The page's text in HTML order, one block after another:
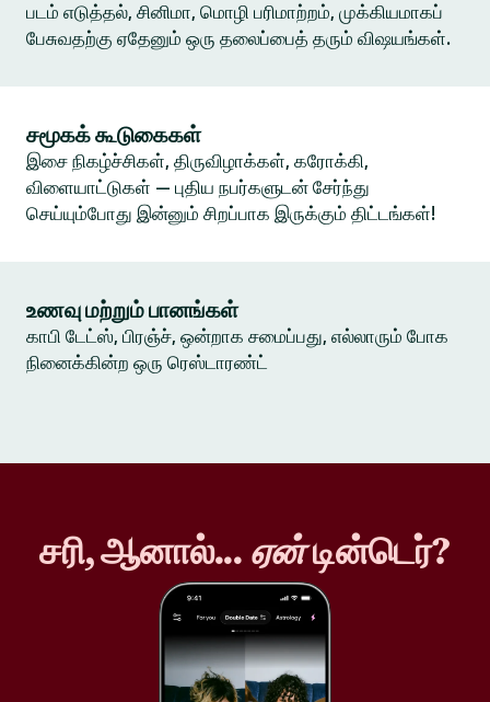
படம் எடுத்தல், சினிமா, மொழி பரிமாற்றம், முக்கியமாகப்
பேசுவதற்கு ஏதேனும் ஒரு தலைப்பைத் தரும் விஷயங்கள்.
சமூகக் கூடுகைகள்
இசை நிகழ்ச்சிகள், திருவிழாக்கள், கரோக்கி,
விளையாட்டுகள் — புதிய நபர்களுடன் சேர்ந்து
செய்யும்போது இன்னும் சிறப்பாக இருக்கும் திட்டங்கள்!
உணவு மற்றும் பானங்கள்
காபி டேட்ஸ், பிரஞ்ச், ஒன்றாக சமைப்பது, எல்லாரும் போக
நினைக்கின்ற ஒரு ரெஸ்டாரண்ட்
சரி, ஆனால்... ஏன்டின்டெர்?